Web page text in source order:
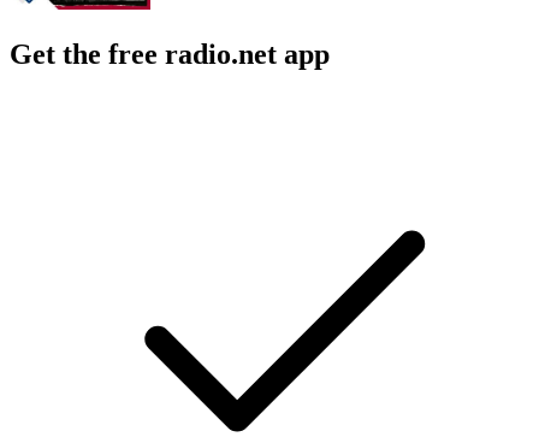
Get the free radio.net app